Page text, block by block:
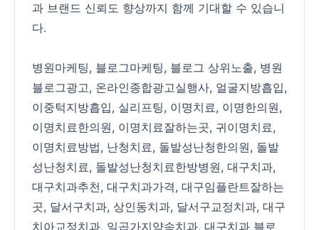
과 브랜드 신뢰도 향상까지 함께 기대할 수 있습니
다.
병원마케팅, 블로그마케팅, 블로그 상위노출, 병원
블로그광고, 온라인종합광고실행사, 얼굴지방흡입,
이중턱지방흡입, 실리프팅, 이명치료, 이명한의원,
이명치료한의원, 이명치료잘하는곳, 귀이명치료,
이명치료방법, 난청치료, 돌발성난청한의원, 돌발
성난청치료, 돌발성난청치료한방병원, 대구치과,
대구치과추천, 대구치과가격, 대구임플란트잘하는
곳, 달서구치과, 상인동치과, 달서구교정치과, 대구
치아교정치과, 일곱가지약속치과, 대구치과 블로